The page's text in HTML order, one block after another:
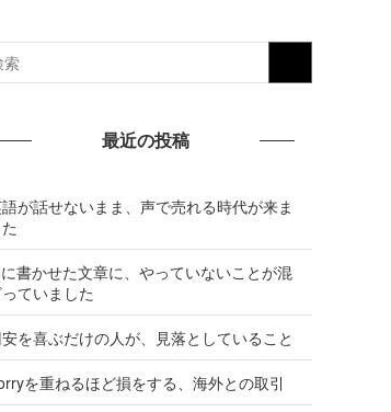
最近の投稿
が話せないまま、声で売れる時代が来ま
書かせた文章に、やっていないことが混
ていました
を喜ぶだけの人が、見落としていること
を重ねるほど損をする、海外との取引